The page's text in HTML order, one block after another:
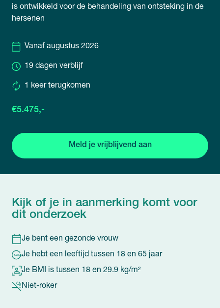
is ontwikkeld voor de behandeling van ontsteking in de
hersenen
Vanaf augustus 2026
19 dagen verblijf
1 keer terugkomen
€5.475,-
Meld je vrijblijvend aan
Kijk of je in aanmerking komt voor
dit onderzoek
Je bent een gezonde vrouw
Je hebt een leeftijd tussen 18 en 65 jaar
Je BMI is tussen 18 en 29.9 kg/m²
Niet-roker